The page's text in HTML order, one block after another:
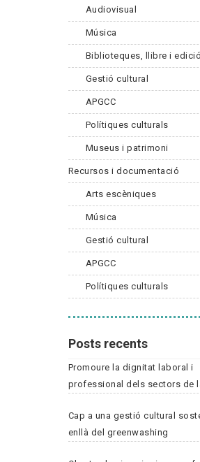
Audiovisual
Música
Biblioteques, llibre i edició
Gestió cultural
APGCC
Polítiques culturals
Museus i patrimoni
Recursos i documentació
Arts escèniques
Música
Gestió cultural
APGCC
Polítiques culturals
Posts recents
Promoure la dignitat laboral i
professional dels sectors de
Cap a una gestió cultural
enllà del greenwashing